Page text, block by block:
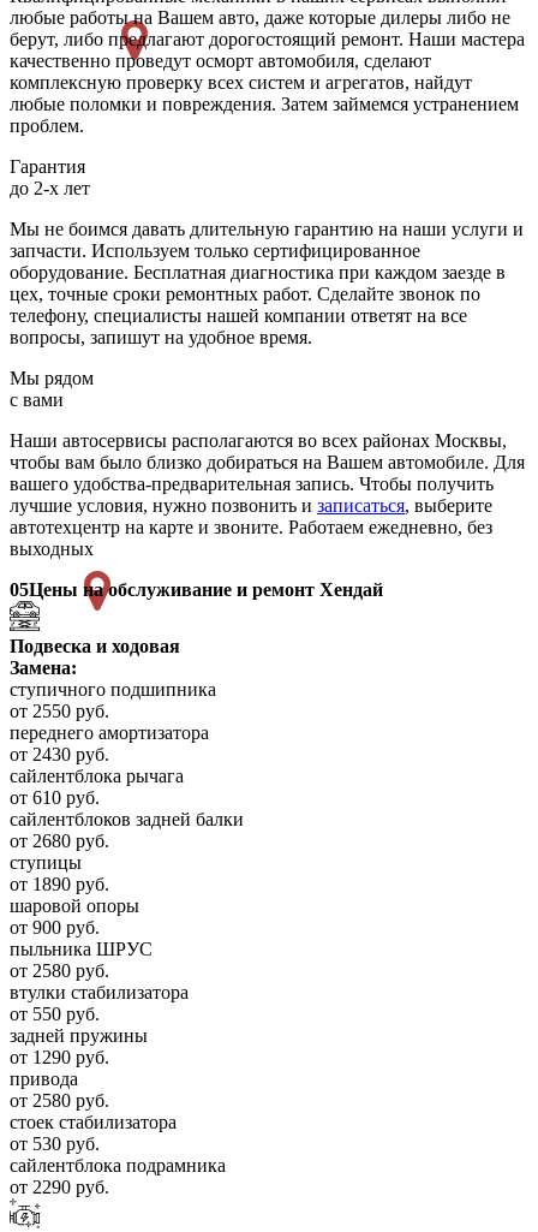
любые работы на Вашем авто, даже которые дилеры либо не
берут, либо предлагают дорогостоящий ремонт. Наши мастера
качественно проведут осморт автомобиля, сделают
комплексную проверку всех систем и агрегатов, найдут
любые поломки и повреждения. Затем займемся устранением
проблем.
Гарантия
до 2-х лет
Мы не боимся давать длительную гарантию на наши услуги и
запчасти. Используем только сертифицированное
оборудование. Бесплатная диагностика при каждом заезде в
цех, точные сроки ремонтных работ. Сделайте звонок по
телефону, специалисты нашей компании ответят на все
вопросы, запишут на удобное время.
Мы рядом
с вами
Наши автосервисы располагаются во всех районах Москвы,
чтобы вам было близко добираться на Вашем автомобиле. Для
вашего удобства-предварительная запись. Чтобы получить
лучшие условия, нужно позвонить и записаться, выберите
автотехцентр на карте и звоните. Работаем ежедневно, без
выходных
05Цены на обслуживание и ремонт Хендай
Подвеска и ходовая
Замена:
ступичного подшипника
от 2550 руб.
переднего амортизатора
от 2430 руб.
сайлентблока рычага
от 610 руб.
сайлентблоков задней балки
от 2680 руб.
ступицы
от 1890 руб.
шаровой опоры
от 900 руб.
пыльника ШРУС
от 2580 руб.
втулки стабилизатора
от 550 руб.
задней пружины
от 1290 руб.
привода
от 2580 руб.
стоек стабилизатора
от 530 руб.
сайлентблока подрамника
от 2290 руб.